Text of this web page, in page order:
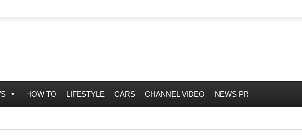
HOW TO LIFESTYLE CARS CHANNEL VIDEO NEWS PR